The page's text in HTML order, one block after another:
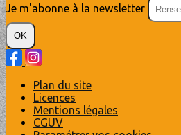
Je m'abonne à la newsletter
OK
Plan du site
Licences
Mentions légales
CGUV